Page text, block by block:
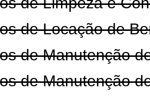
de Locação de
de Manutenção
de Manutenção